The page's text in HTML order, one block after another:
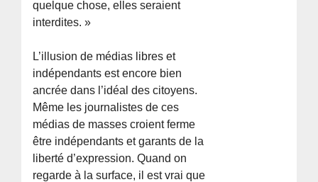
quelque chose, elles seraient
interdites. »
L’illusion de médias libres et
indépendants est encore bien
ancrée dans l’idéal des citoyens.
Même les journalistes de ces
médias de masses croient ferme
être indépendants et garants de la
liberté d’expression. Quand on
regarde à la surface, il est vrai que